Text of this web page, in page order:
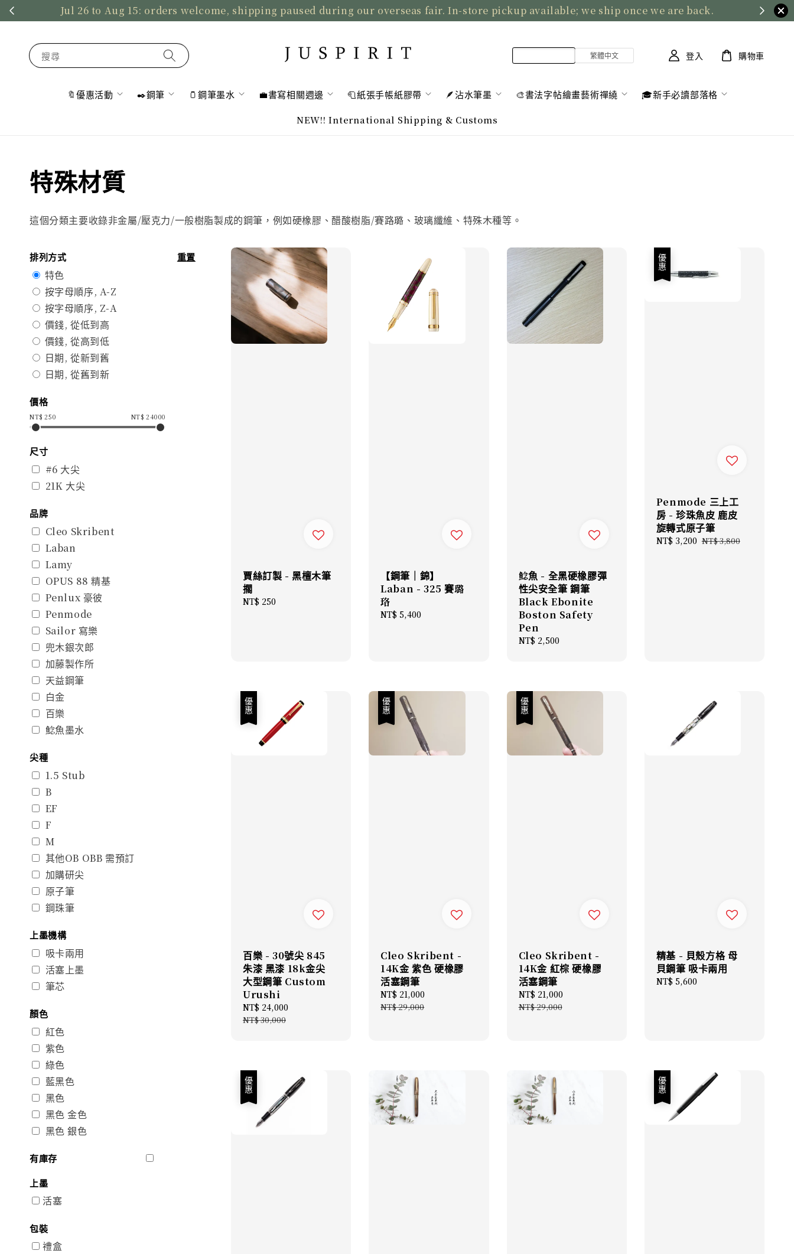
Jul 26 to Aug 15: orders welcome, shipping paused during our overseas fair. In-store pickup available; we ship once we are back.
搜尋
🔖優惠活動 ✒️鋼筆 🫙鋼筆墨水 💼書寫相關週邊 🧻紙張手帳紙膠帶 🪶沾水筆墨 🎨書法字帖繪畫藝術禪繞 🎓新手必讀部落格
NEW!! International Shipping & Customs
登入 購物車
特殊材質
這個分類主要收錄非金屬/壓克力/一般樹脂製成的鋼筆，例如硬橡膠、醋酸樹脂/賽路璐、玻璃纖維、特殊木種等。
排列方式 重置
特色
按字母順序, A-Z
按字母順序, Z-A
價錢, 從低到高
價錢, 從高到低
日期, 從新到舊
日期, 從舊到新
價格
NT$250 NT$ 24000
尺寸
#6 大尖
21K 大尖
品牌
Cleo Skribent
Laban
Lamy
OPUS 88 精基
Penlux 豪彼
Penmode
Sailor 寫樂
兜木銀次郎
加藤製作所
天益鋼筆
白金
百樂
鯰魚墨水
尖種
1.5 Stub
B
EF
F
M
其他OB OBB 需預訂
加購研尖
原子筆
鋼珠筆
上墨機構
吸卡兩用
活塞上墨
筆芯
顏色
紅色
紫色
綠色
藍黑色
黑色
黑色 金色
黑色 銀色
有庫存
上墨
活塞
包裝
禮盒
賈絲訂製 - 黑檀木筆
擱
Regular
NT$ 250
【鋼筆｜錦】
Laban - 325 賽璐
珞
Regular
NT$ 5,400
鯰魚 - 全黑硬橡膠彈
性尖安全筆 鋼筆
Black Ebonite
Boston Safety
Pen
Regular
NT$ 2,500
優惠
Penmode 三上工
房 - 珍珠魚皮 鹿皮
旋轉式原子筆
Sale
NT$ 3,200 Regular
NT$ 3,800
優惠
百樂 - 30號尖 845
朱漆 黑漆 18k金尖
大型鋼筆 Custom
Urushi
Sale
price
NT$ 24,000
NT$ 30,000
優惠
Cleo Skribent -
14K金 紫色 硬橡膠
活塞鋼筆
Sale
price
NT$ 21,000
NT$ 29,000
優惠
Cleo Skribent -
14K金 紅棕 硬橡膠
活塞鋼筆
Sale
price
NT$ 21,000
NT$ 29,000
精基 - 貝殼方格 母
貝鋼筆 吸卡兩用
Regular
NT$ 5,600
優惠 優惠